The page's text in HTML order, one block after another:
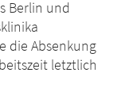
Berlin und
die Absenkung
letztlich